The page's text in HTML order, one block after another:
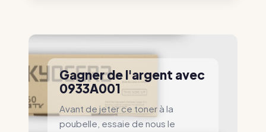
Gagner de l'argent avec
0933A001
Avant de jeter ce toner à la
poubelle, essaie de nous le